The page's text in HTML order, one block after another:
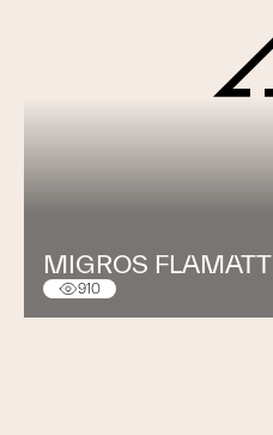
MIGROS FLAMATT
910